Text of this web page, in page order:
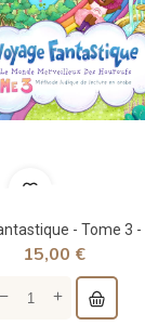
15,00 €